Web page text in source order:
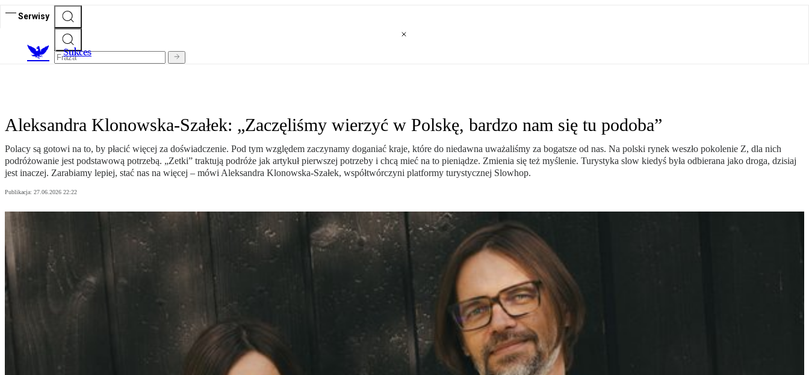
Serwisy
Sukces
Aleksandra Klonowska-Szałek: „Zaczęliśmy wierzyć w Polskę, bardzo nam się tu podoba”
Polacy są gotowi na to, by płacić więcej za doświadczenie. Pod tym względem zaczynamy doganiać kraje, które do niedawna uważaliśmy za bogatsze od nas. Na polski rynek weszło pokolenie Z, dla nich
podróżowanie jest podstawową potrzebą. „Zetki” traktują podróże jak artykuł pierwszej potrzeby i chcą mieć na to pieniądze. Zmienia się też myślenie. Turystyka slow kiedyś była odbierana jako droga, dzisiaj
jest inaczej. Zarabiamy lepiej, stać nas na więcej – mówi Aleksandra Klonowska-Szałek, współtwórczyni platformy turystycznej Slowhop.
Publikacja: 27.06.2026 22:22